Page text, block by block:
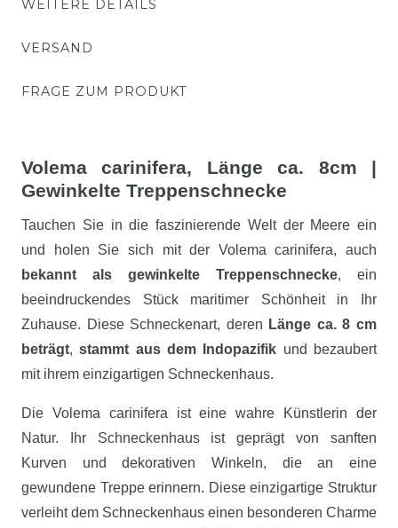
WEITERE DETAILS
VERSAND
FRAGE ZUM PRODUKT
Volema carinifera, Länge ca. 8cm |
Gewinkelte Treppenschnecke
Tauchen Sie in die faszinierende Welt der Meere ein
und holen Sie sich mit der Volema carinifera, auch
bekannt als gewinkelte Treppenschnecke, ein
beeindruckendes Stück maritimer Schönheit in Ihr
Zuhause. Diese Schneckenart, deren Länge ca. 8 cm
beträgt,stammt aus dem Indopazifik und bezaubert
mit ihrem einzigartigen Schneckenhaus.
Die Volema carinifera ist eine wahre Künstlerin der
Natur. Ihr Schneckenhaus ist geprägt von sanften
Kurven und dekorativen Winkeln, die an eine
gewundene Treppe erinnern. Diese einzigartige Struktur
verleiht dem Schneckenhaus einen besonderen Charme